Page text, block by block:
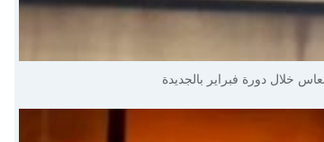
خلال دورة فبراير بالجديدة